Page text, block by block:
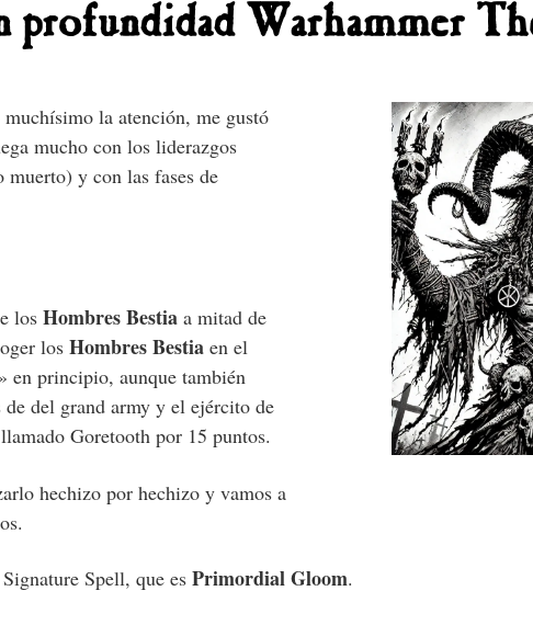
profundidad Warhammer
la atención, me gustó
mucho con los liderazgos
muerto) y con las fases de
los Hombres Bestia a mitad de
los Hombres Bestia en el
en principio, aunque también
de del grand army y el ejército de
Goretooth por 15 puntos.
hechizo por hechizo y vamos a
Spell, que es Primordial Gloom.